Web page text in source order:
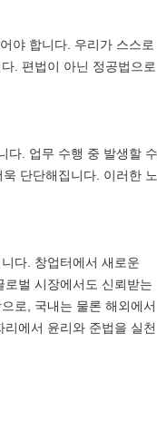
야 합니다. 우리가 스스로
. 편법이 아닌 정공법으로
다. 업무 수행 중 발생할 수
단단해집니다. 이러한 노
다. 창업터에서 새로운
벌 시장에서도 신뢰받는
로, 국내는 물론 해외에서
에서 윤리와 준법을 실천